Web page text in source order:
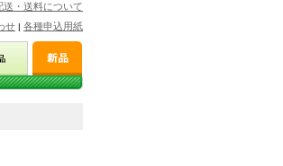
送・送料について
せ | 各種申込用紙